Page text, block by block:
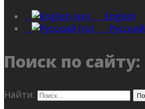
English
Русский
Поиск по сайту:
Найти: